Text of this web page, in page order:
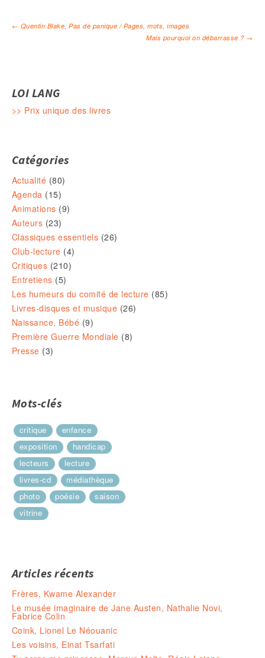
← Quentin Blake, Pas de panique / Pages, mots, images
Mais pourquoi on débarrasse ? →
LOI LANG
>> Prix unique des livres
Catégories
Actualité (80)
Agenda (15)
Animations (9)
Auteurs (23)
Classiques essentiels (26)
Club-lecture (4)
Critiques (210)
Entretiens (5)
Les humeurs du comité de lecture (85)
Livres-disques et musique (26)
Naissance, Bébé (9)
Première Guerre Mondiale (8)
Presse (3)
Mots-clés
critique
enfance
exposition
handicap
lecteurs
lecture
livres-cd
médiathèque
photo
poésie
saison
vitrine
Articles récents
Frères, Kwame Alexander
Le musée imaginaire de Jane Austen, Nathalie Novi,
Fabrice Colin
Coink, Lionel Le Néouanic
Les voisins, Einat Tsarfati